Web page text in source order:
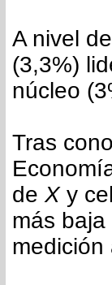
A nivel
(3,3%)
núcleo
Tras
de Xy
más
medición